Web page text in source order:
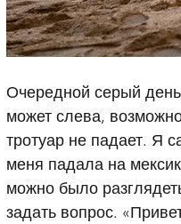
Очередной серый
может слева,
тротуар не падает. Я
меня падала на
можно было
задать вопрос.